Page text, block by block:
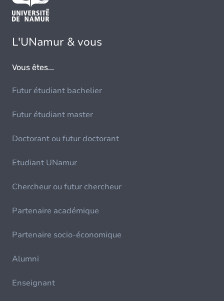
L'UNamur & vous
Vous êtes...
Futur étudiant bachelier
Futur étudiant master
Doctorant ou futur doctorant
Etudiant UNamur
Chercheur ou futur chercheur
Partenaire académique
Partenaire socio-économique
Alumni
Enseignant